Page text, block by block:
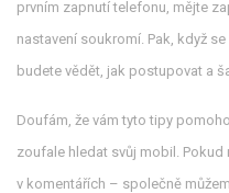
prvním zapnutí telefonu, mějte
nastavení soukromí. Pak, když
budete vědět, jak postupovat a
Doufám, že vám tyto tipy
zoufale hledat svůj mobil.
v komentářích – společně